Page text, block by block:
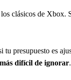
clásicos de Xbox.
tu presupuesto es
difícil de ignorar.